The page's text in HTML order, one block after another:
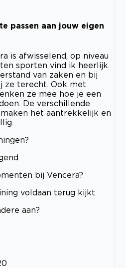
passen aan jouw eigen
is afwisselend, op niveau
sporten vind ik heerlijk.
van zaken en bij
ze terecht. Ook met
ze mee hoe je een
De verschillende
het aantrekkelijk en
bij Vencera?
voldaan terug kijkt
aan?